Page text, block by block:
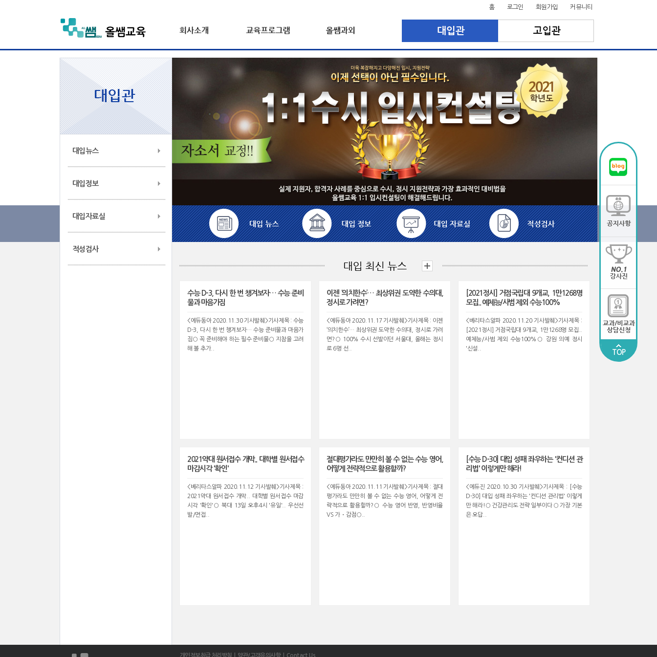
홈 로그인 회원가입 커뮤니티
TOP
대입뉴스
대입정보
대입자료실
적성검사
수능 D-3, 다시 한 번 챙겨보자… 수능 준비
물과 마음가짐
<에듀동아 2020.11.30 기사발췌>기사제목 : 수능
D-3, 다시 한 번 챙겨보자… 수능 준비물과 마음가
짐○ 꼭 준비해야 하는 필수 준비물○ 지참을 고려
해 볼 추가..
이젠 ‘의치한수’… 최상위권 도약한 수의대,
정시로 가려면?
<에듀동아 2020.11.17 기사발췌>기사제목 : 이젠
‘의치한수’… 최상위권 도약한 수의대, 정시로 가려
면?○ 100% 수시 선발이던 서울대, 올해는 정시
로 6명 선..
[2021정시] 거점국립대 9개교, 1만1268명
모집.. 예체능/사범 제외 수능100%
<베리타스알파 2020.11.20 기사발췌>기사제목 :
[2021정시] 거점국립대 9개교, 1만1268명 모집..
예체능/사범 제외 수능100%○ 강원 의예 정시
'신설..
2021약대 원서접수 개막.. 대학별 원서접수
마감시각 '확인'
<베리타스알파 2020.11.12 기사발췌>기사제목 :
2021약대 원서접수 개막.. 대학별 원서접수 마감
시각 '확인'○ 북대 13일 오후4시 '유일'.. 우선선
발/면접..
절대평가라도 만만히 볼 수 없는 수능 영어,
어떻게 전략적으로 활용할까?
<에듀동아 2020.11.11 기사발췌>기사제목 : 절대
평가라도 만만히 볼 수 없는 수능 영어, 어떻게 전
략적으로 활용할까?○ 수능 영어 반영, 반영비율
VS 가・감점○..
[수능 D-30] 대입 성패 좌우하는 '컨디션 관
리법' 이렇게만 해라!
<에듀진 2020.10.30 기사발췌>기사제목 : [수능
D-30] 대입 성패 좌우하는 '컨디션 관리법' 이렇게
만 해라!○ 건강관리도 전략 일부이다 ○ 가장 기본
은 오답..
개인정보취급 처리방침 | 약관/고객유의사항| Contact Us